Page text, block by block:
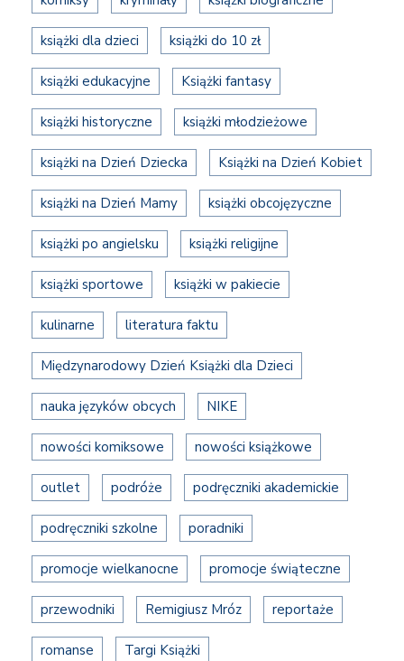
książki dla dzieci książki do 10 zł
książki edukacyjne Książki fantasy
książki historyczne książki młodzieżowe
książki na Dzień Dziecka Książki na Dzień Kobiet
książki na Dzień Mamy książki obcojęzyczne
książki po angielsku książki religijne
książki sportowe książki w pakiecie
kulinarne literatura faktu
Międzynarodowy Dzień Książki dla Dzieci
nauka języków obcych NIKE
nowości komiksowe nowości książkowe
outlet podróże podręczniki akademickie
podręczniki szkolne poradniki
promocje wielkanocne promocje świąteczne
przewodniki Remigiusz Mróz reportaże
romanse Targi Książki